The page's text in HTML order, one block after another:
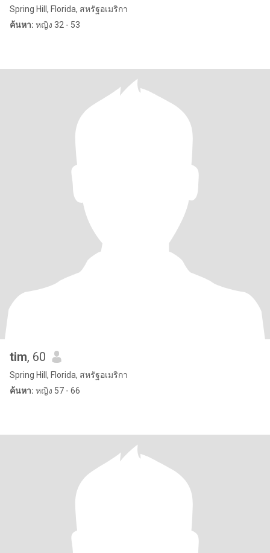
Spring Hill, Florida, สหรัฐอเมริกา
ค้นหา: หญิง 32 - 53
tim, 60
Spring Hill, Florida, สหรัฐอเมริกา
ค้นหา: หญิง 57 - 66